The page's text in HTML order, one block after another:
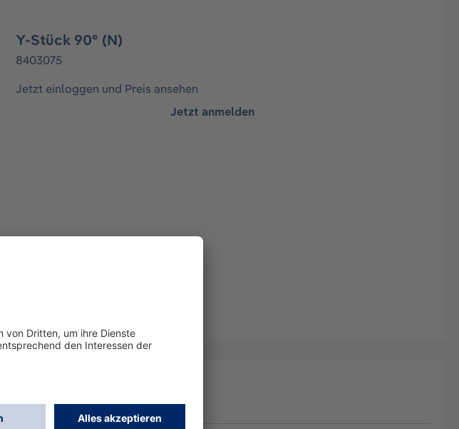
Y-Stück 90° (N)
8403075
Jetzt einloggen und Preis ansehen
Jetzt anmelden